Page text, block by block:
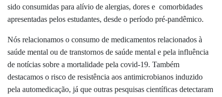
sido consumidas para alívio de alergias, dores e comorbidades
apresentadas pelos estudantes, desde o período pré-pandêmico.
Nós relacionamos o consumo de medicamentos relacionados à
saúde mental ou de transtornos de saúde mental e pela influência
de notícias sobre a mortalidade pela covid-19. Também
destacamos o risco de resistência aos antimicrobianos induzido
pela automedicação, já que outras pesquisas científicas detectaram